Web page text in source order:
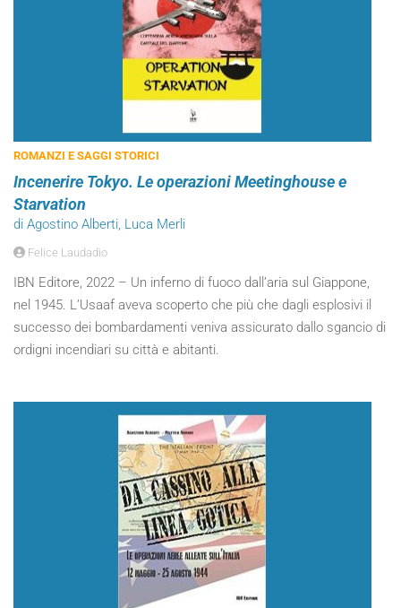
ROMANZI E SAGGI STORICI
Incenerire Tokyo. Le operazioni Meetinghouse e
Starvation
di Agostino Alberti, Luca Merli
Felice Laudadio
IBN Editore, 2022 – Un inferno di fuoco dall’aria sul Giappone,
nel 1945. L’Usaaf aveva scoperto che più che dagli esplosivi il
successo dei bombardamenti veniva assicurato dallo sgancio di
ordigni incendiari su città e abitanti.